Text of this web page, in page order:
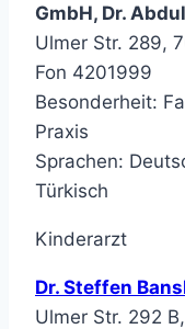
GmbH, Dr.
Ulmer Str. 289,
Fon 4201999
Besonderheit:
Praxis
Sprachen:
Türkisch
Kinderarzt
Dr. Steffen
Ulmer Str. 292